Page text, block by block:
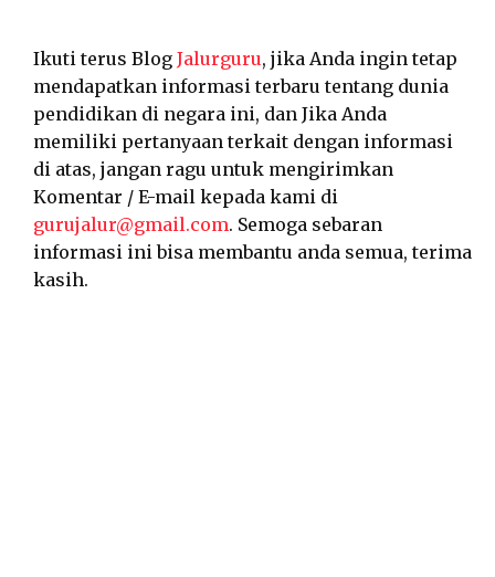
Ikuti terus Blog Jalurguru, jika Anda ingin tetap
mendapatkan informasi terbaru tentang dunia
pendidikan di negara ini, dan Jika Anda
memiliki pertanyaan terkait dengan informasi
di atas, jangan ragu untuk mengirimkan
Komentar / E-mail kepada kami di
gurujalur@gmail.com. Semoga sebaran
informasi ini bisa membantu anda semua, terima
kasih.